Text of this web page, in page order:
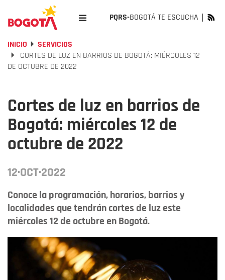
PQRS-BOGOTÁ TE ESCUCHA
INICIO
SERVICIOS
CORTES DE LUZ EN BARRIOS DE BOGOTÁ: MIÉRCOLES 12
DE OCTUBRE DE 2022
Cortes de luz en barrios de
Bogotá: miércoles 12 de
octubre de 2022
12·OCT·2022
Conoce la programación, horarios, barrios y
localidades que tendrán cortes de luz este
miércoles 12 de octubre en Bogotá.